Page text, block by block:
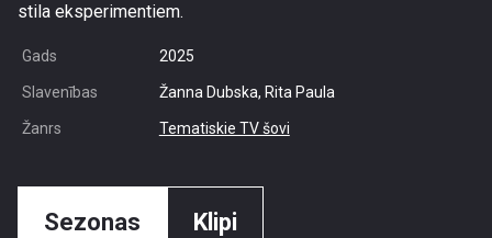
stila eksperimentiem.
Gads 2025
Slavenības Žanna Dubska, Rita Paula
Žanrs Tematiskie TV šovi
Sezonas Klipi